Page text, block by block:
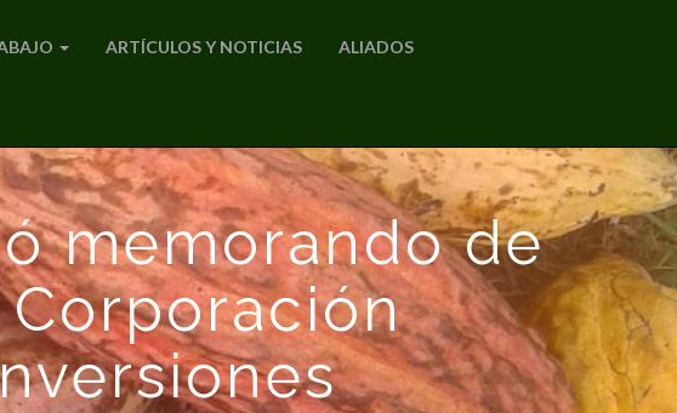
ARTÍCULOS Y NOTICIAS ALIADOS
memorando de